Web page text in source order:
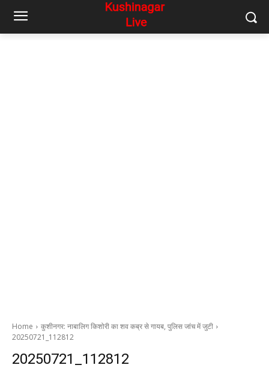
Home
कुशीनगर: नाबालिग किशोरी का शव कब्र से गायब, पुलिस जांच में जुटी
20250721_112812
20250721_112812